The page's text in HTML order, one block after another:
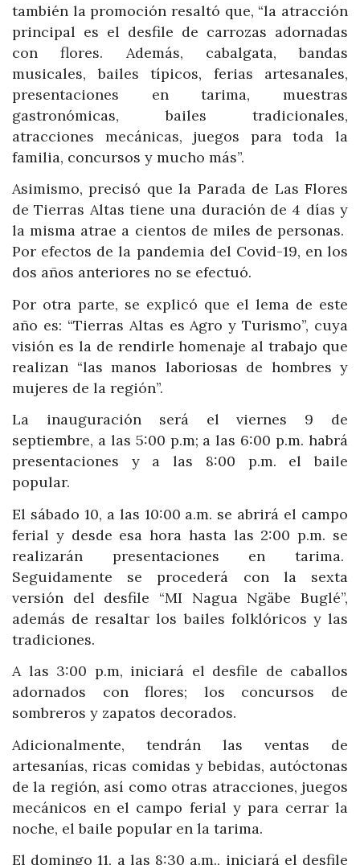
también la promoción resaltó que, “la atracción
principal es el desfile de carrozas adornadas
con flores. Además, cabalgata, bandas
musicales, bailes típicos, ferias artesanales,
presentaciones en tarima, muestras
gastronómicas, bailes tradicionales,
atracciones mecánicas, juegos para toda la
familia, concursos y mucho más”.
Asimismo, precisó que la Parada de Las Flores
de Tierras Altas tiene una duración de 4 días y
la misma atrae a cientos de miles de personas.
Por efectos de la pandemia del Covid-19, en los
dos años anteriores no se efectuó.
Por otra parte, se explicó que el lema de este
año es: “Tierras Altas es Agro y Turismo”, cuya
visión es la de rendirle homenaje al trabajo que
realizan “las manos laboriosas de hombres y
mujeres de la región”.
La inauguración será el viernes 9 de
septiembre, a las 5:00 p.m; a las 6:00 p.m. habrá
presentaciones y a las 8:00 p.m. el baile
popular.
El sábado 10, a las 10:00 a.m. se abrirá el campo
ferial y desde esa hora hasta las 2:00 p.m. se
realizarán presentaciones en tarima.
Seguidamente se procederá con la sexta
versión del desfile “MI Nagua Ngäbe Buglé”,
además de resaltar los bailes folklóricos y las
tradiciones.
A las 3:00 p.m, iniciará el desfile de caballos
adornados con flores; los concursos de
sombreros y zapatos decorados.
Adicionalmente, tendrán las ventas de
artesanías, ricas comidas y bebidas, autóctonas
de la región, así como otras atracciones, juegos
mecánicos en el campo ferial y para cerrar la
noche, el baile popular en la tarima.
El domingo 11, a las 8:30 a.m., iniciará el desfile